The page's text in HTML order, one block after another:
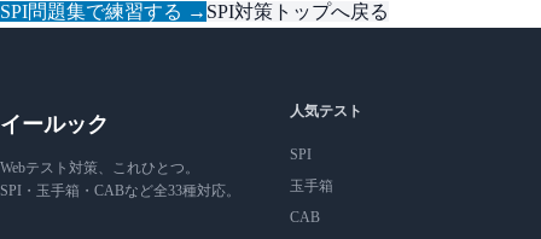
SPI問題集で練習する → SPI対策トップへ戻る
イールック
Webテスト対策、これひとつ。
SPI・玉手箱・CABなど全33種対応。
人気テスト
SPI
玉手箱
CAB